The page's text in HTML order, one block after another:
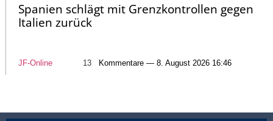
Spanien schlägt mit Grenzkontrollen gegen
Italien zurück
JF-Online 13 Kommentare — 8. August 2026 16:46